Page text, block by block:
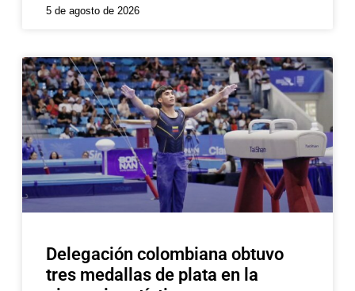
5 de agosto de 2026
Delegación colombiana obtuvo
tres medallas de plata en la